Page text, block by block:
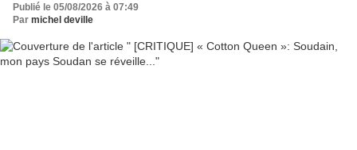
Publié le 05/08/2026 à 07:49
Par michel deville